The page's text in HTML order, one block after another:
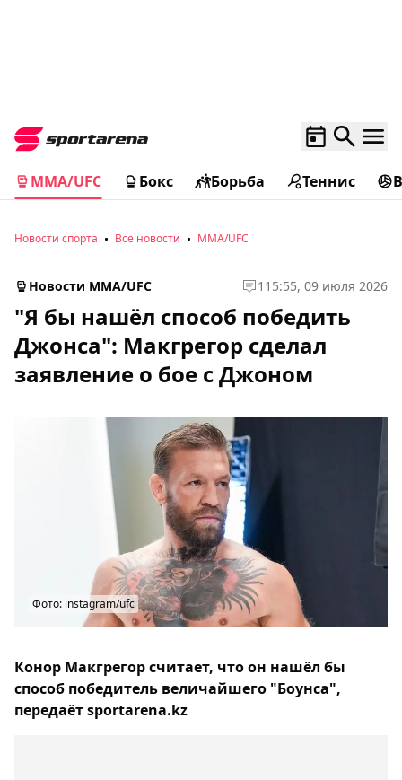
MMA/UFC Бокс Борьба Теннис
Новости спорта Все новости MMA/UFC
Новости MMA/UFC 1 15:55, 09 июля 2026
"Я бы нашёл способ победить
Джонса": Макгрегор сделал
заявление о бое с Джоном
Фото: instagram/ufc
Конор Макгрегор считает, что он нашёл бы
способ победитель величайшего "Боунса",
передаёт sportarena.kz